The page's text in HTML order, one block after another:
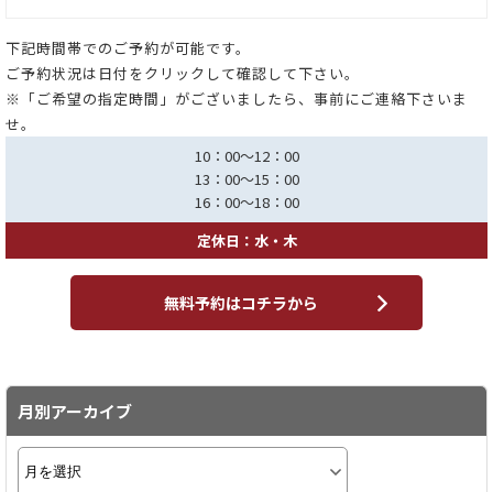
下記時間帯でのご予約が可能です。
ご予約状況は日付をクリックして確認して下さい。
※「ご希望の指定時間」がございましたら、事前にご連絡下さいま
せ。
10：00～12：00
13：00～15：00
16：00～18：00
定休日：水・木
無料予約はコチラから
月別アーカイブ